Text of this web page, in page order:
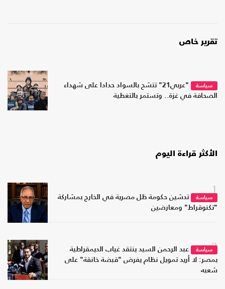
تقرير خاص
سياسة
"عربي21" تتشح بالسواد حدادا على شهداء
الصحافة في غزة.. وتستمر بالتغطية
الأكثر قراءة اليوم
1
سياسة
تدشين حكومة ظل مصرية في الخارج بمشاركة
"تكنوقراط" ومعارضين
2سياسة
عبد الرحمن السيد ينتقد غياب الديمقراطية
بمصر: لا أريد تمويل نظام يفرض "قبضة خانقة" على
شعبه